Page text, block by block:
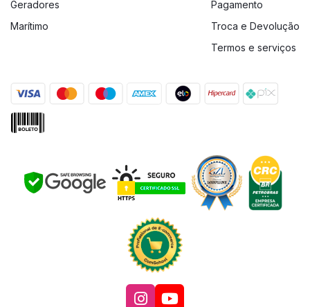
Geradores
Marítimo
Pagamento
Troca e Devolução
Termos e serviços